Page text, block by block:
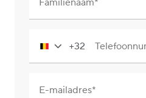
Familienaam
Belgium
+32
+32
E-mailadres